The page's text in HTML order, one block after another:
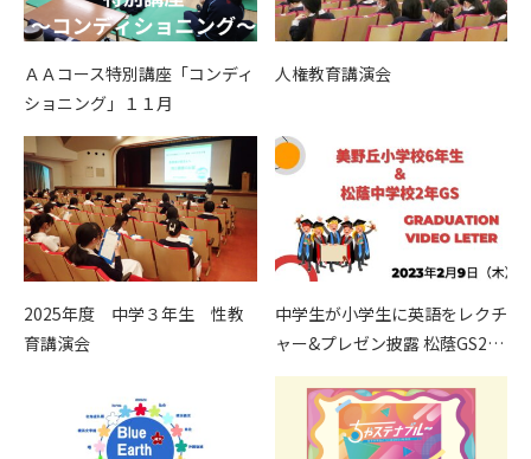
ＡＡコース特別講座「コンディ
ショニング」１１月
人権教育講演会
2025年度 中学３年生 性教
育講演会
中学生が小学生に英語をレクチ
ャー&プレゼン披露 松蔭GS2…